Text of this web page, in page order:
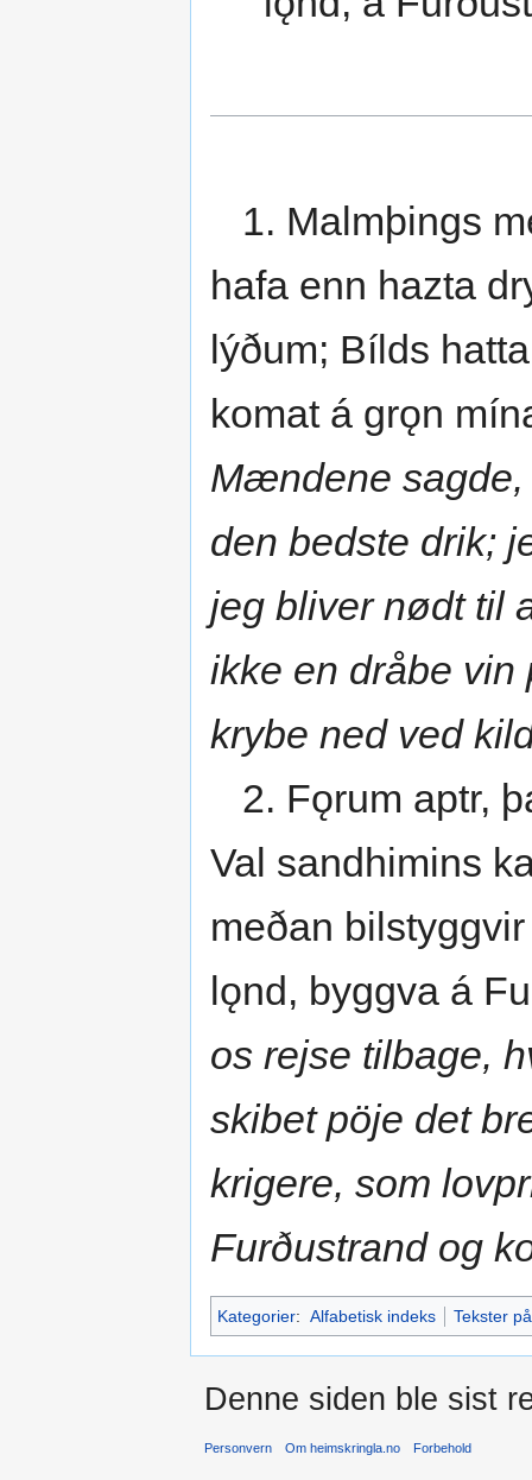
1. Malmþings
hafa enn hazta
lýðum; Bílds
komat á grǫn
Mændene sagde,
den bedste drik;
jeg bliver nødt til
ikke en dråbe
krybe ned ved
2. Fǫrum aptr,
Val sandhimins
meðan
lǫnd, byggva á
os rejse tilbage,
skibet pöje det
krigere, som
Furðustrand og
Kategorier: Alfabetisk indeks Tekster
Denne siden ble sist
Personvern Om heimskringla.no Forbehold